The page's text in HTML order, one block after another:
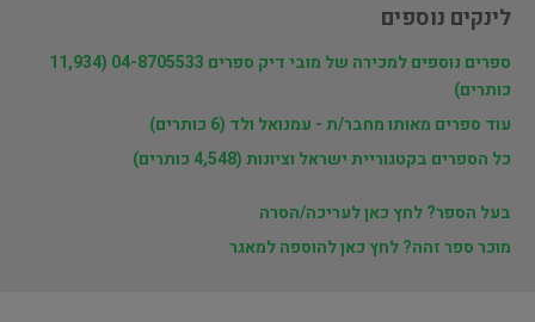
לינקים נוספים
ספרים נוספים למכירה של מובי דיק ספרים 04-8705533 (11,934
כותרים)
עוד ספרים מאותו מחבר/ת - עמנואל ולד (6 כותרים)
כל הספרים בקטגוריית ישראל וציונות (4,548 כותרים)
בעל הספר? לחץ כאן לעריכה/הסרה
מוכר ספר זהה? לחץ כאן להוספה למאגר